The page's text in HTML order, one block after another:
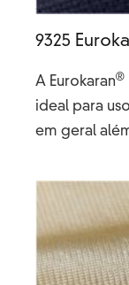
9325
A Eurokaran®
ideal para
em geral